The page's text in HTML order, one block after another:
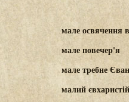
мале освячення
мале повечер'я
мале требне
малий